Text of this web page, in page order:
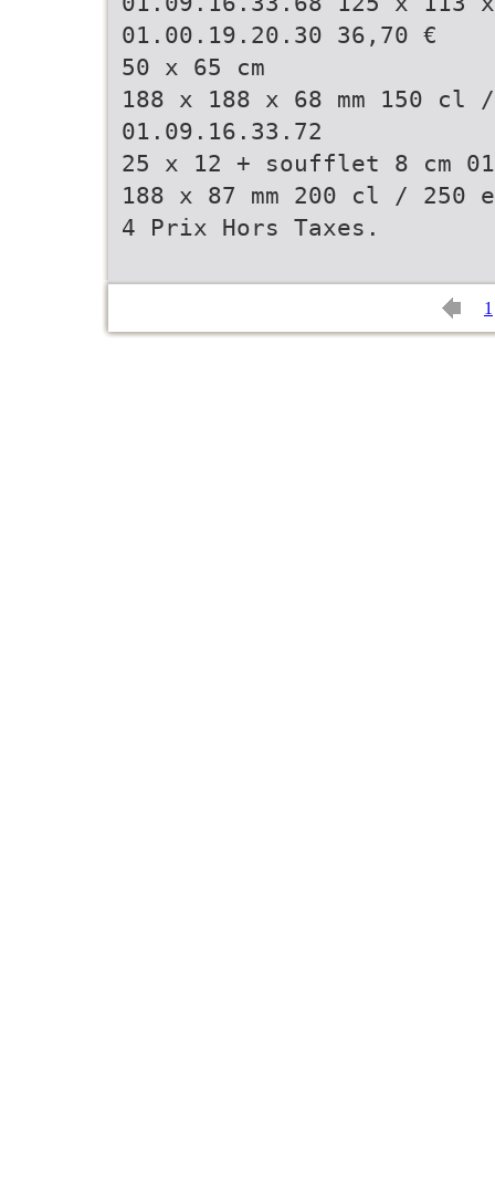
01.00.19.20.30 36,70 €
50 x 65 cm
188 x 188 x 68 mm 150 cl
01.09.16.33.72
25 x 12 + soufflet 8 cm
188 x 87 mm 200 cl / 250
4 Prix Hors Taxes.
1